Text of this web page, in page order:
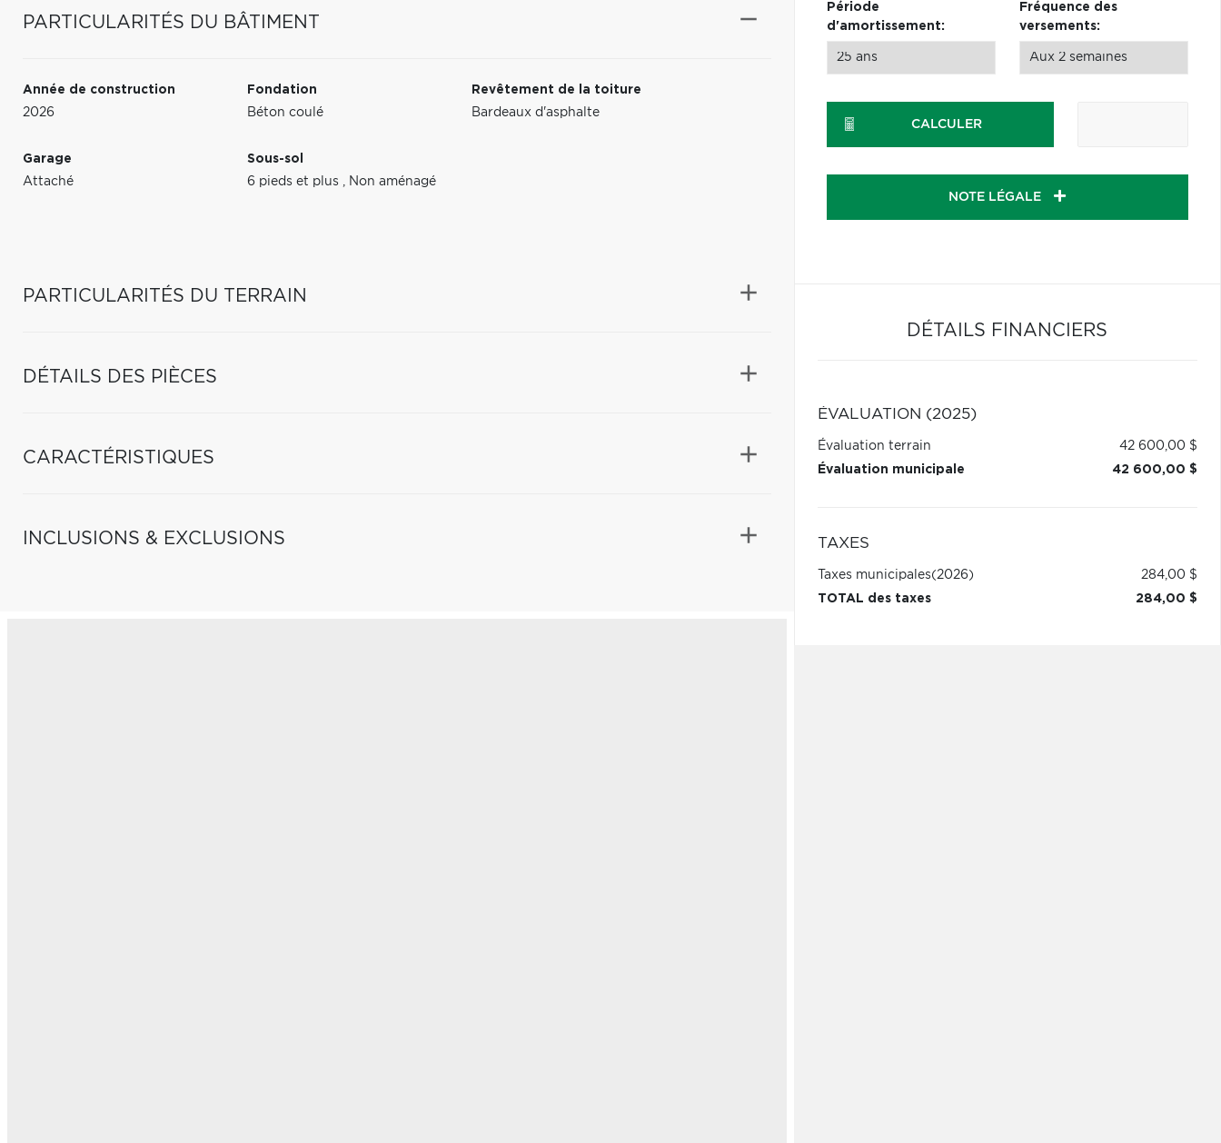
PARTICULARITÉS DU BÂTIMENT
Année de construction
2026
Fondation
Béton coulé
Revêtement de la toiture
Bardeaux d'asphalte
Garage
Attaché
Sous-sol
6 pieds et plus , Non aménagé
PARTICULARITÉS DU TERRAIN
DÉTAILS DES PIÈCES
CARACTÉRISTIQUES
INCLUSIONS & EXCLUSIONS
Période
d'amortissement:
Fréquence des
versements:
CALCULER
NOTE LÉGALE
DÉTAILS FINANCIERS
ÉVALUATION (2025)
Évaluation terrain
42 600,00 $
Évaluation municipale
42 600,00 $
TAXES
Taxes municipales(2026)
284,00 $
TOTAL des taxes
284,00 $